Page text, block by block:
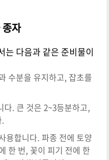
자
는 다음과 같은 준비물이
수분을 유지하고, 잡초를
다. 큰 것은 2~3등분하고,
.
용합니다. 파종 전에 토양
한 번, 꽃이 피기 전에 한